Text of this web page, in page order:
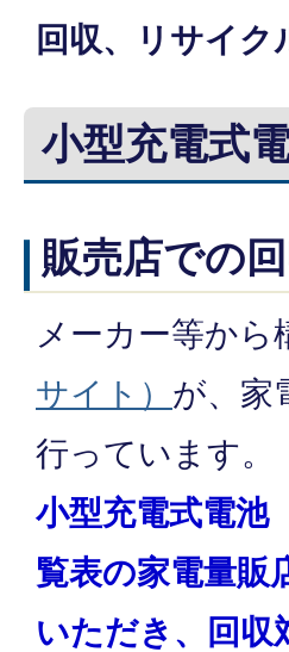
回収、リサイ
小型充電式
販売店での
メーカー等から
サイト） が、家
行っています。
小型充電式電池
覧表の家電量販
いただき、回収